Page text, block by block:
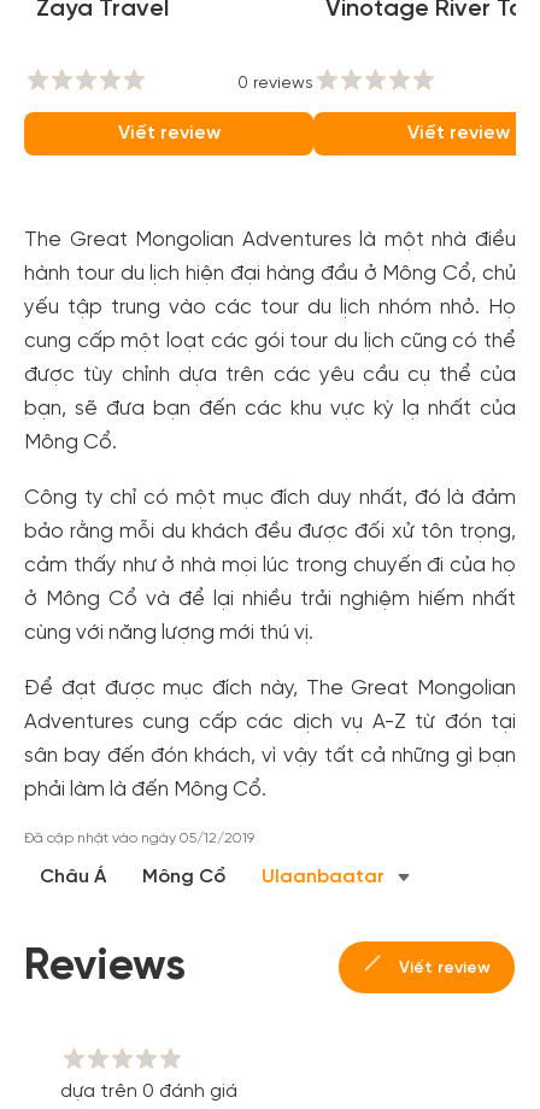
Zaya Travel
0 reviews
Viết review
Vinotage River
Viết review
The Great Mongolian Adventures là một nhà điều
hành tour du lịch hiện đại hàng đầu ở Mông Cổ, chủ
yếu tập trung vào các tour du lịch nhóm nhỏ. Họ
cung cấp một loạt các gói tour du lịch cũng có thể
được tùy chỉnh dựa trên các yêu cầu cụ thể của
bạn, sẽ đưa bạn đến các khu vực kỳ lạ nhất của
Mông Cổ.
Công ty chỉ có một mục đích duy nhất, đó là đảm
bảo rằng mỗi du khách đều được đối xử tôn trọng,
cảm thấy như ở nhà mọi lúc trong chuyến đi của họ
ở Mông Cổ và để lại nhiều trải nghiệm hiếm nhất
cùng với năng lượng mới thú vị.
Để đạt được mục đích này, The Great Mongolian
Adventures cung cấp các dịch vụ A-Z từ đón tại
sân bay đến đón khách, vì vậy tất cả những gì bạn
phải làm là đến Mông Cổ.
Đã cập nhật vào ngày 05/12/2019
Châu Á Mông Cổ Ulaanbaatar
Reviews Viết review
dựa trên 0 đánh giá
Tạo tài khoản nhanh - nhận nhiều ưu
đãi!
Tạo tài khoản để có thểnhận ngay các ưu đãihấp dẫn
dành cho thành viên đến từ các đối tác của Gody.vn dành